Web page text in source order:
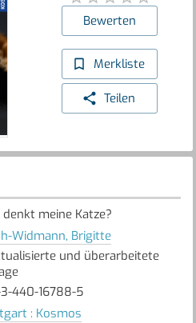
Bewerten
Merkliste
Teilen
meine Katze?
Widmann, Brigitte
und überarbeitete
440-16788-5
: Kosmos